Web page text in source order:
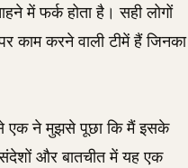
में फर्क होता है। सही लोगों
काम करने वाली टीमें हैं जिनका
एक ने मुझसे पूछा कि मैं इसके
और बातचीत में यह एक